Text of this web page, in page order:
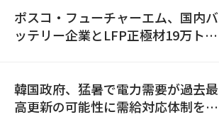
ポスコ・フューチャーエム、国内バ
ッテリー企業とLFP正極材19万トン
韓国政府、猛暑で電力需要が過去最
高更新の可能性に需給対応体制を点